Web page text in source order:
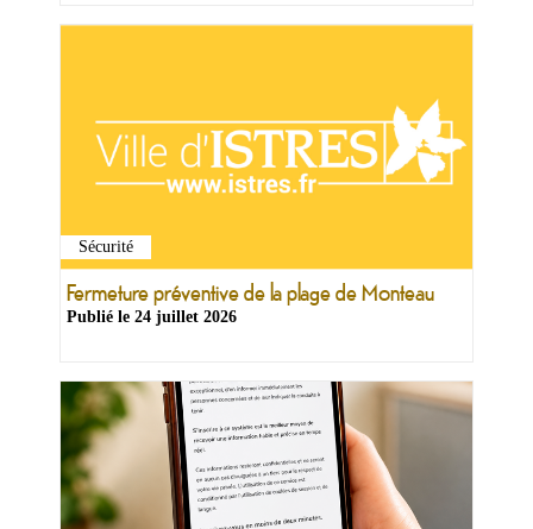
Sécurité
Fermeture préventive de la plage de Monteau
Publié le 24 juillet 2026